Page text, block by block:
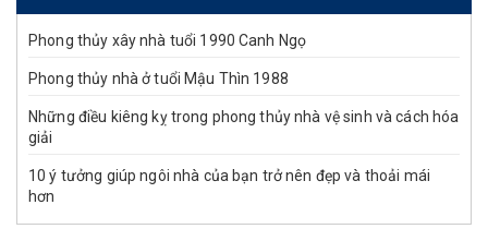
Phong thủy xây nhà tuổi 1990 Canh Ngọ
Phong thủy nhà ở tuổi Mậu Thìn 1988
Những điều kiêng kỵ trong phong thủy nhà vệ sinh và cách hóa
giải
10 ý tưởng giúp ngôi nhà của bạn trở nên đẹp và thoải mái
hơn